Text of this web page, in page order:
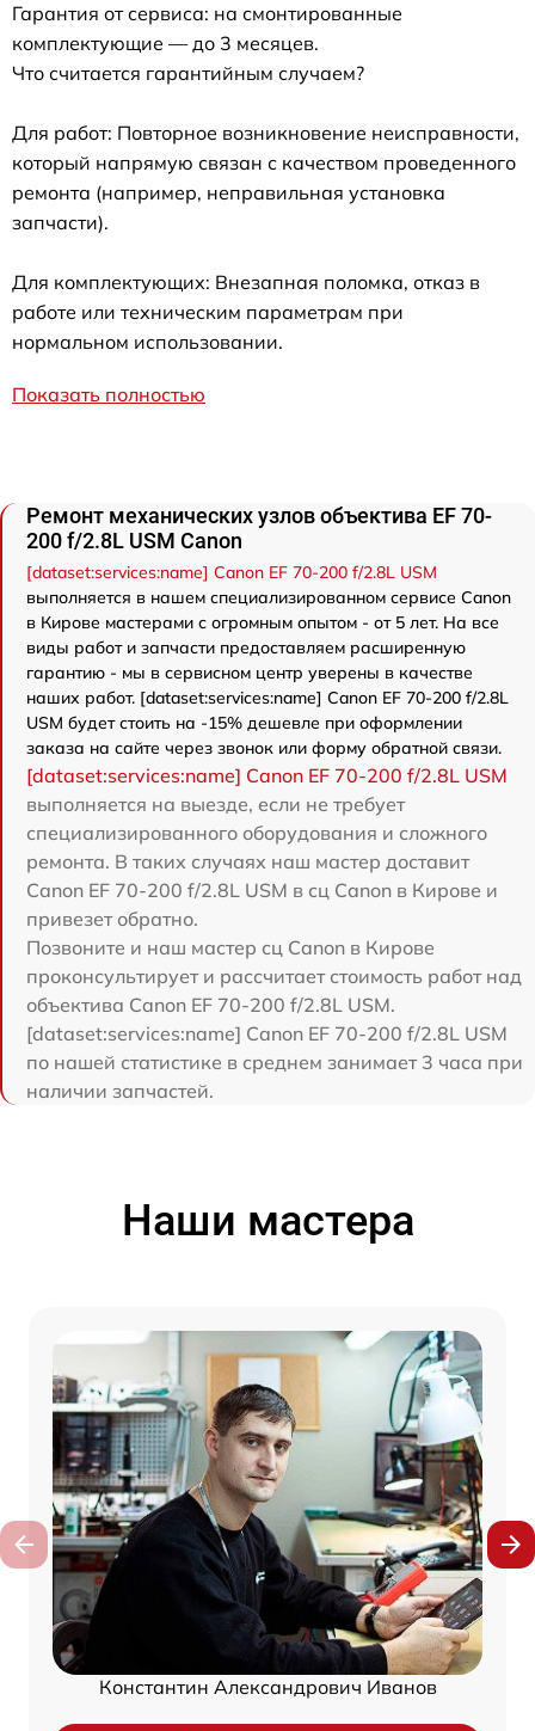
Гарантия от сервиса: на смонтированные
комплектующие — до 3 месяцев.
Что считается гарантийным случаем?
Для работ: Повторное возникновение неисправности,
который напрямую связан с качеством проведенного
ремонта (например, неправильная установка
запчасти).
Для комплектующих: Внезапная поломка, отказ в
работе или техническим параметрам при
нормальном использовании.
Показать полностью
Ремонт механических узлов объектива EF 70-
200 f/2.8L USM Canon
[dataset:services:name] Canon EF 70-200 f/2.8L USM
выполняется в нашем специализированном сервисе Canon
в Кирове мастерами с огромным опытом - от 5 лет. На все
виды работ и запчасти предоставляем расширенную
гарантию - мы в сервисном центр уверены в качестве
наших работ. [dataset:services:name] Canon EF 70-200 f/2.8L
USM будет стоить на -15% дешевле при оформлении
заказа на сайте через звонок или форму обратной связи.
[dataset:services:name] Canon EF 70-200 f/2.8L USM
выполняется на выезде, если не требует
специализированного оборудования и сложного
ремонта. В таких случаях наш мастер доставит
Canon EF 70-200 f/2.8L USM в сц Canon в Кирове и
привезет обратно.
Позвоните и наш мастер сц Canon в Кирове
проконсультирует и рассчитает стоимость работ над
объектива Canon EF 70-200 f/2.8L USM.
[dataset:services:name] Canon EF 70-200 f/2.8L USM
по нашей статистике в среднем занимает 3 часа при
наличии запчастей.
Наши мастера
Константин Александрович Иванов